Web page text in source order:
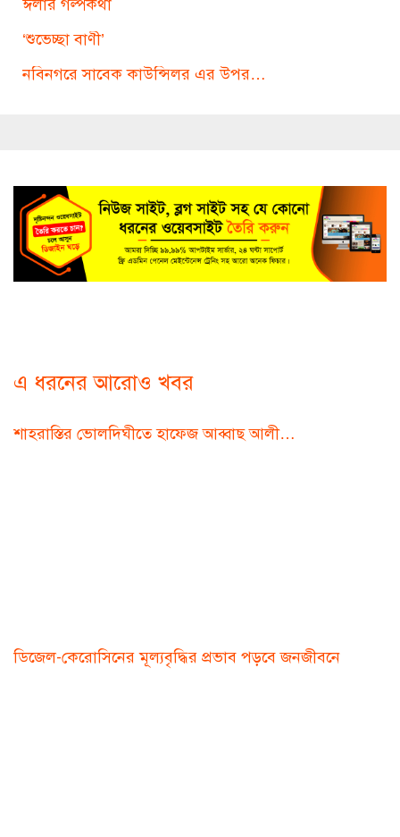
ঈলার গল্পকথা
‘শুভেচ্ছা বাণী’
নবিনগরে সাবেক কাউন্সিলর এর উপর…
এ ধরনের আরোও খবর
শাহরাস্তির ভোলদিঘীতে হাফেজ আব্বাছ আলী…
ডিজেল-কেরোসিনের মূল্যবৃদ্ধির প্রভাব পড়বে জনজীবনে